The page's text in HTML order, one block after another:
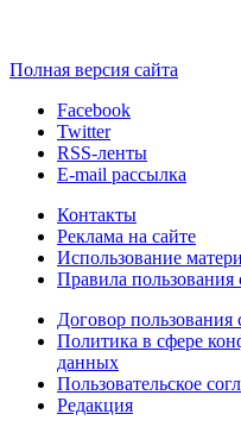
Полная версия сайта
Facebook
Twitter
RSS-ленты
E-mail рассылка
Контакты
Реклама на сайте
Использование
Правила пользования
Договор пользования
Политика в сфере
данных
Пользовательское
Редакция